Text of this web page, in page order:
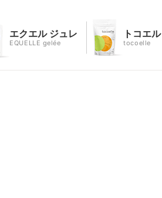
エクエル ジュレ
EQUELLE gelée
トコエル
tocoelle